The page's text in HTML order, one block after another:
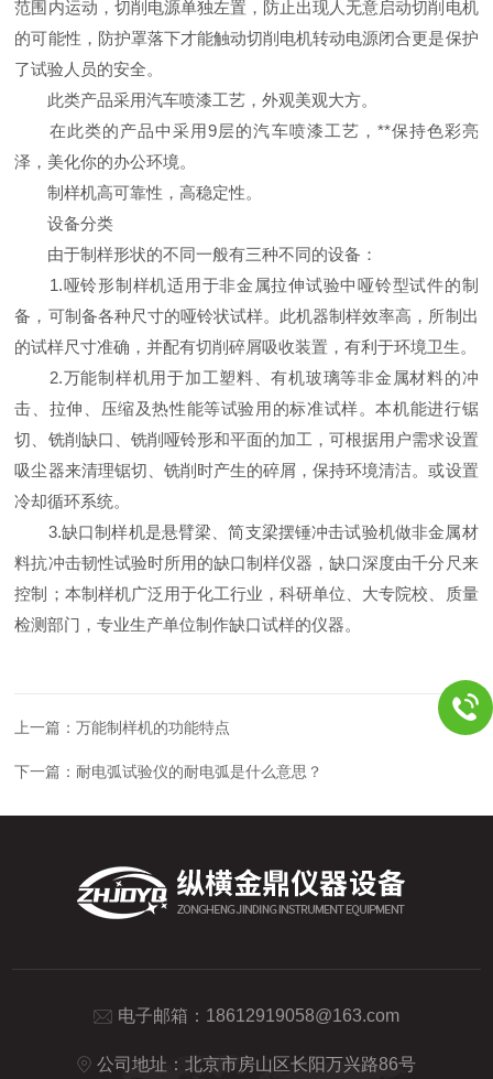
范围内运动，切削电源单独左置，防止出现人无意启动切削电机
的可能性，防护罩落下才能触动切削电机转动电源闭合更是保护
了试验人员的安全。
此类产品采用汽车喷漆工艺，外观美观大方。
在此类的产品中采用9层的汽车喷漆工艺，**保持色彩亮
泽，美化你的办公环境。
制样机高可靠性，高稳定性。
设备分类
由于制样形状的不同一般有三种不同的设备：
1.哑铃形制样机适用于非金属拉伸试验中哑铃型试件的制
备，可制备各种尺寸的哑铃状试样。此机器制样效率高，所制出
的试样尺寸准确，并配有切削碎屑吸收装置，有利于环境卫生。
2.万能制样机用于加工塑料、有机玻璃等非金属材料的冲
击、拉伸、压缩及热性能等试验用的标准试样。本机能进行锯
切、铣削缺口、铣削哑铃形和平面的加工，可根据用户需求设置
吸尘器来清理锯切、铣削时产生的碎屑，保持环境清洁。或设置
冷却循环系统。
3.缺口制样机是悬臂梁、简支梁摆锤冲击试验机做非金属材
料抗冲击韧性试验时所用的缺口制样仪器，缺口深度由千分尺来
控制；本制样机广泛用于化工行业，科研单位、大专院校、质量
检测部门，专业生产单位制作缺口试样的仪器。
上一篇：万能制样机的功能特点
下一篇： 耐电弧试验仪的耐电弧是什么意思？
电子邮箱： 18612919058@163.com
公司地址：北京市房山区长阳万兴路86号